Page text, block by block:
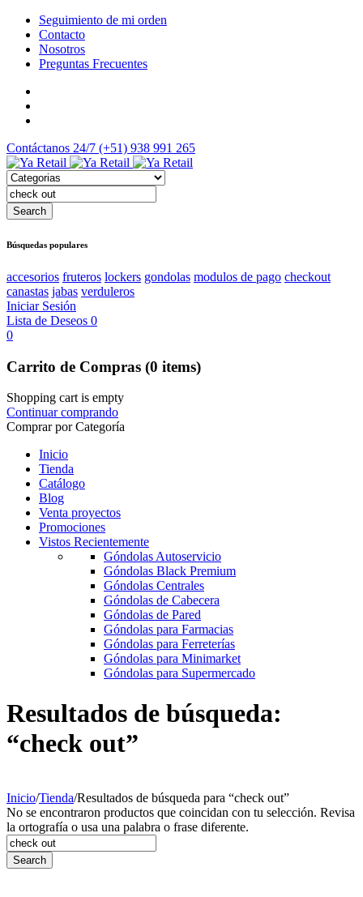
Seguimiento de mi orden
Contacto
Nosotros
Preguntas Frecuentes
Contáctanos 24/7 (+51) 938 991 265
Búsquedas populares
accesorios fruteros lockers gondolas modulos de pago checkout
canastas jabas verduleros
Iniciar Sesión
Lista de Deseos 0
0
Carrito de Compras (0 items)
Shopping cart is empty
Continuar comprando
Comprar por Categoría
Inicio
Tienda
Catálogo
Blog
Venta proyectos
Promociones
Vistos Recientemente
Góndolas Autoservicio
Góndolas Black Premium
Góndolas Centrales
Góndolas de Cabecera
Góndolas de Pared
Góndolas para Farmacias
Góndolas para Ferreterías
Góndolas para Minimarket
Góndolas para Supermercado
Resultados de búsqueda:
“check out”
Inicio/Tienda/Resultados de búsqueda para “check out”
No se encontraron productos que coincidan con tu selección. Revisa
la ortografía o usa una palabra o frase diferente.